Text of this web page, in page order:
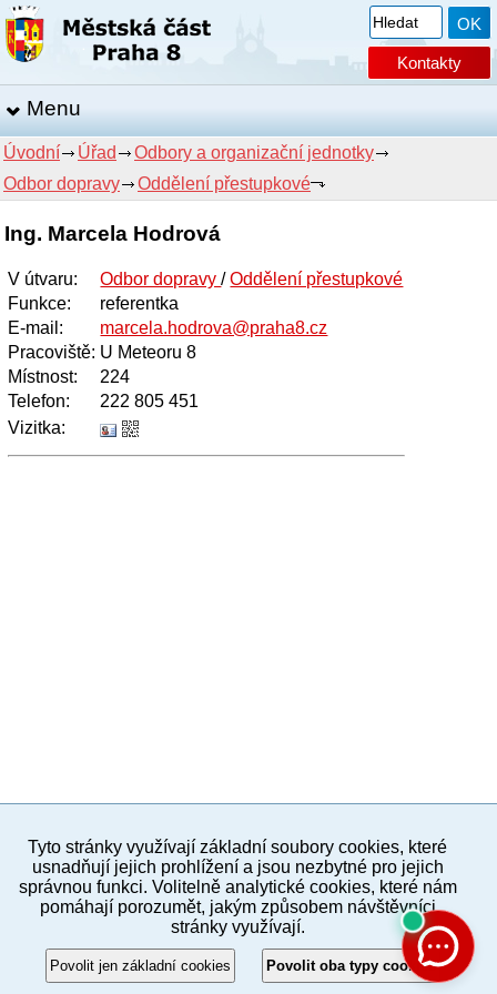
Kontakty
Menu
Úvodní Úřad
Odbory a organizační jednotky
Odbor dopravy
Oddělení přestupkové
Ing. Marcela Hodrová
V útvaru: Odbor dopravy/Oddělení přestupkové
Funkce:
referentka
E-mail :
marcela.hodrova@praha8.cz
Pracoviště: U Meteoru 8
Místnost:
224
Telefon:
222 805 451
Vizitka:
PC verze ENG
Povinné a praktické informace
© 2012–2019 MČ Praha 8
Tyto stránky využívají základní soubory cookies, které
usnadňují jejich prohlížení a jsou nezbytné pro jejich
správnou funkci. Volitelně analytické cookies, které nám
pomáhají porozumět, jakým způsobem návštěvníci
stránky využívají.
Povolit jen základní cookies Povolit oba typy cookies